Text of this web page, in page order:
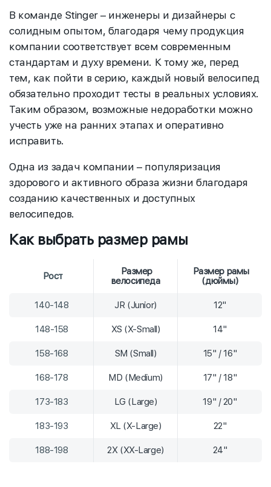
В команде Stinger – инженеры и дизайнеры с
солидным опытом, благодаря чему продукция
компании соответствует всем современным
стандартам и духу времени. К тому же, перед
тем, как пойти в серию, каждый новый велосипед
обязательно проходит тесты в реальных условиях.
Таким образом, возможные недоработки можно
учесть уже на ранних этапах и оперативно
исправить.
Одна из задач компании – популяризация
здорового и активного образа жизни благодаря
созданию качественных и доступных
велосипедов.
Как выбрать размер рамы
Рост
Размер
велосипеда
Размер рамы
(дюймы)
140-148 JR (Junior) 12"
148-158 XS (X-Small) 14"
158-168 SM (Small) 15" / 16"
168-178 MD (Medium) 17" / 18"
173-183 LG (Large) 19" / 20"
183-193 XL (X-Large) 22"
188-198 2X (XX-Large) 24"